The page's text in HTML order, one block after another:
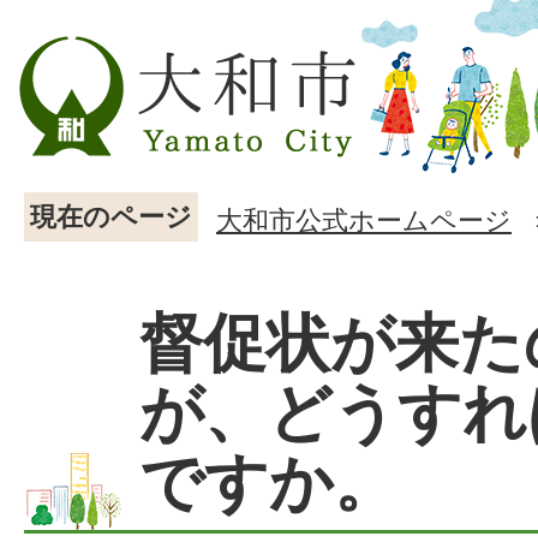
現在のページ 大和市公式ホームページ
督促状が来
が、どうす
ですか。